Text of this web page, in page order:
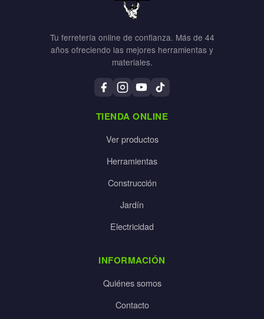
Tu ferretería online de confianza. Más de 44
años ofreciendo las mejores herramientas y
materiales.
TIENDA ONLINE
Ver productos
Herramientas
Construcción
Jardín
Electricidad
INFORMACIÓN
Quiénes somos
Contacto